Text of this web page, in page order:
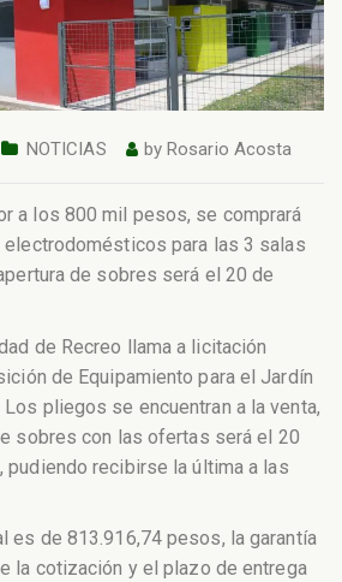
NOTICIAS by Rosario Acosta
a los 800 mil pesos, se comprará
para las 3 salas
de sobres será el 20 de
de Recreo llama a licitación
de Equipamiento para el Jardín
pliegos se encuentran a la venta,
sobres con las ofertas será el 20
pudiendo recibirse la última a las
es de 813.916,74 pesos, la garantía
la cotización y el plazo de entrega